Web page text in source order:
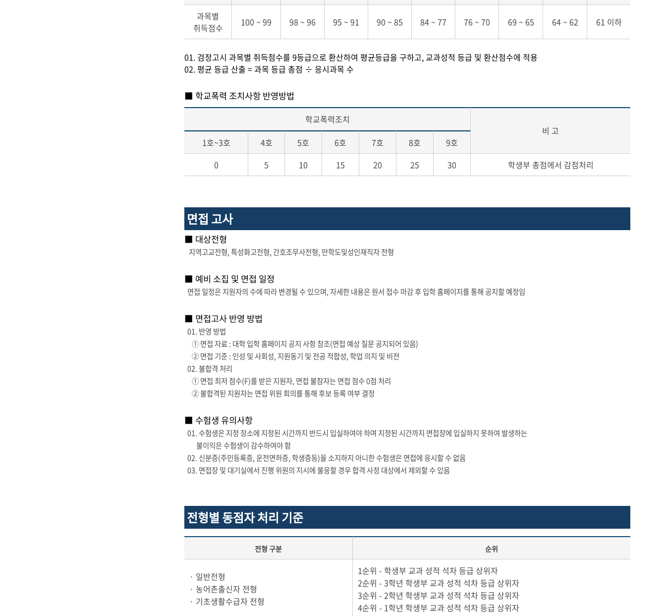
과목별
취득점수
100 ~ 99 98 ~ 96 95 ~ 91 90 ~ 85 84 ~ 77 76 ~ 70 69 ~ 65 64 ~ 62 61 이하
01. 검정고시 과목별 취득점수를 9등급으로 환산하여 평균등급을 구하고, 교과성적 등급 및 환산점수에 적용
02. 평균 등급 산출 = 과목 등급 총점 ÷ 응시과목 수
■ 학교폭력 조치사항 반영방법
학교폭력조치
비 고
1호~3호
4호 5호 6호 7호 8호
9호
0
5 10 15 20 25 30 학생부 총점에서 감점처리
면접 고사
■ 대상전형
지역고교전형, 특성화고전형, 간호조무사전형, 만학도및성인재직자 전형
■ 예비 소집 및 면접 일정
면접 일정은 지원자의 수에 따라 변경될 수 있으며, 자세한 내용은 원서 접수 마감 후 입학 홈페이지를 통해 공지할 예정임
■ 면접고사 반영 방법
01. 반영 방법
① 면접 자료 : 대학 입학 홈페이지 공지 사항 참조(면접 예상 질문 공지되어 있음)
② 면접 기준 : 인성 및 사회성, 지원동기 및 전공 적합성, 학업 의지 및 비전
02. 불합격 처리
① 면접 최저 점수(F)를 받은 지원자, 면접 불참자는 면접 점수 0점 처리
② 불합격된 지원자는 면접 위원 회의를 통해 후보 등록 여부 결정
■ 수험생 유의사항
01. 수험생은 지정 장소에 지정된 시간까지 반드시 입실하여야 하며 지정된 시간까지 면접장에 입실하지 못하여 발생하는
불이익은 수험생이 감수하여야 함
02. 신분증(주민등록증, 운전면허증, 학생증등)을 소지하지 아니한 수험생은 면접에 응시할 수 없음
03. 면접장 및 대기실에서 진행 위원의 지시에 불응할 경우 합격 사정 대상에서 제외할 수 있음
전형별 동점자 처리 기준
전형 구분 순위
· 일반전형
· 농어촌출신자 전형
· 기초생활수급자 전형
1순위 - 학생부 교과 성적 석차 등급 상위자
2순위 - 3학년 학생부 교과 성적 석차 등급 상위자
3순위 - 2학년 학생부 교과 성적 석차 등급 상위자
4순위 - 1학년 학생부 교과 성적 석차 등급 상위자